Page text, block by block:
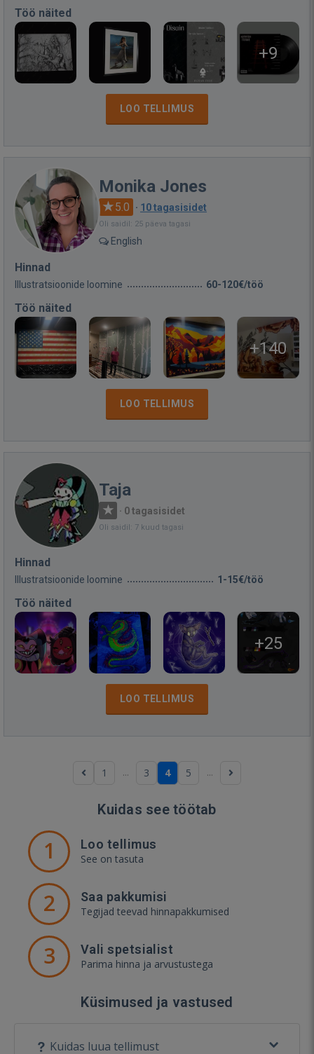
Töö näited
+9
LOO TELLIMUS
Monika Jones
5.0 · 10 tagasisidet
Oli saidil: 25 päeva tagasi
English
Hinnad
Illustratsioonide loomine 60-120€/töö
Töö näited
+140
LOO TELLIMUS
Taja
· 0 tagasisidet
Oli saidil: 7 kuud tagasi
Hinnad
Illustratsioonide loomine 1-15€/töö
Töö näited
+25
LOO TELLIMUS
1 ... 3 4 5 ...
Kuidas see töötab
1 Loo tellimus
See on tasuta
2 Saa pakkumisi
Tegijad teevad hinnapakkumised
3 Vali spetsialist
Parima hinna ja arvustustega
Küsimused ja vastused
Kuidas luua tellimust